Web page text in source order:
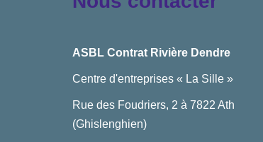
ASBL Contrat Rivière Dendre
Centre d'entreprises « La Sille »
Rue des Foudriers, 2 à 7822 Ath
(Ghislenghien)